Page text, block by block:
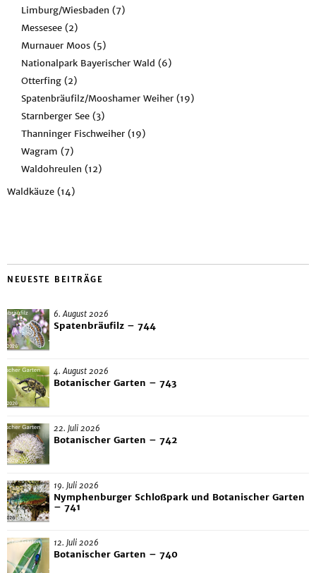
Limburg/Wiesbaden (7)
Messesee (2)
Murnauer Moos (5)
Nationalpark Bayerischer Wald (6)
Otterfing (2)
Spatenbräufilz/Mooshamer Weiher (19)
Starnberger See (3)
Thanninger Fischweiher (19)
Wagram (7)
Waldohreulen (12)
Waldkäuze (14)
NEUESTE BEITRÄGE
6. August 2026
Spatenbräufilz – 744
4. August 2026
Botanischer Garten – 743
22. Juli 2026
Botanischer Garten – 742
19. Juli 2026
Nymphenburger Schloßpark und Botanischer Garten
– 741
12. Juli 2026
Botanischer Garten – 740